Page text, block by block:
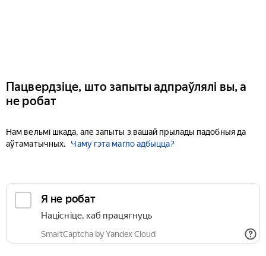
Пацвердзіце, што запыты адпраўлялі вы, а
не робат
Нам вельмі шкада, але запыты з вашай прылады падобныя да
аўтаматычных.
Чаму гэта магло адбыцца?
Я не робат
Націсніце, каб працягнуць
SmartCaptcha by Yandex Cloud